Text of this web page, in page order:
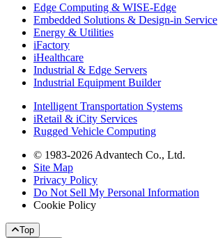
Edge Computing & WISE-Edge
Embedded Solutions & Design-in Service
Energy & Utilities
iFactory
iHealthcare
Industrial & Edge Servers
Industrial Equipment Builder
Intelligent Transportation Systems
iRetail & iCity Services
Rugged Vehicle Computing
© 1983-2026 Advantech Co., Ltd.
Site Map
Privacy Policy
Do Not Sell My Personal Information
Cookie Policy
Top